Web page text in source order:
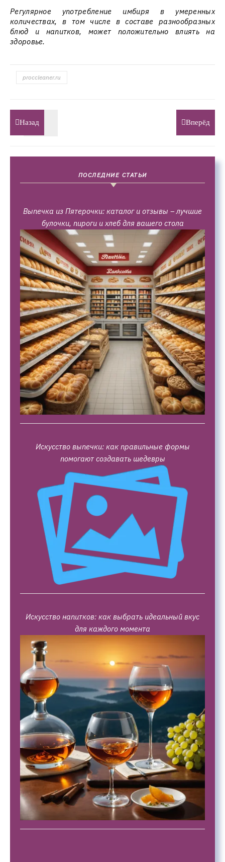
Регулярное употребление имбиря в умеренных
количествах, в том числе в составе разнообразных
блюд и напитков, может положительно влиять на
здоровье.
proccleaner.ru
Назад Вперёд
ПОСЛЕДНИЕ СТАТЬИ
Выпечка из Пятерочки: каталог и отзывы – лучшие
булочки, пироги и хлеб для вашего стола
Искусство выпечки: как правильные формы
помогают создавать шедевры
Искусство напитков: как выбрать идеальный вкус
для каждого момента